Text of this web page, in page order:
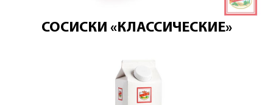
СОСИСКИ «КЛАССИЧЕСКИЕ»